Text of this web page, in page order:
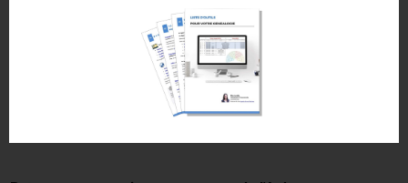
: cartes postales de l'Aube
: forum de cartes postales anciennes classées par
: cartes postales anciennes de l'Aube du site Rakuten